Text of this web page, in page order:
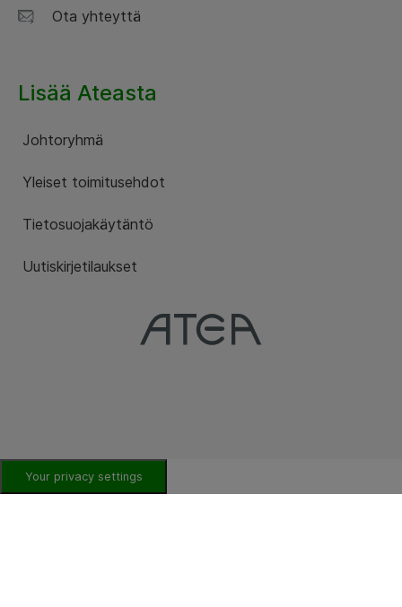
Ota yhteyttä
Lisää Ateasta
Johtoryhmä
Yleiset toimitusehdot
Tietosuojakäytäntö
Uutiskirjetilaukset
Your privacy settings